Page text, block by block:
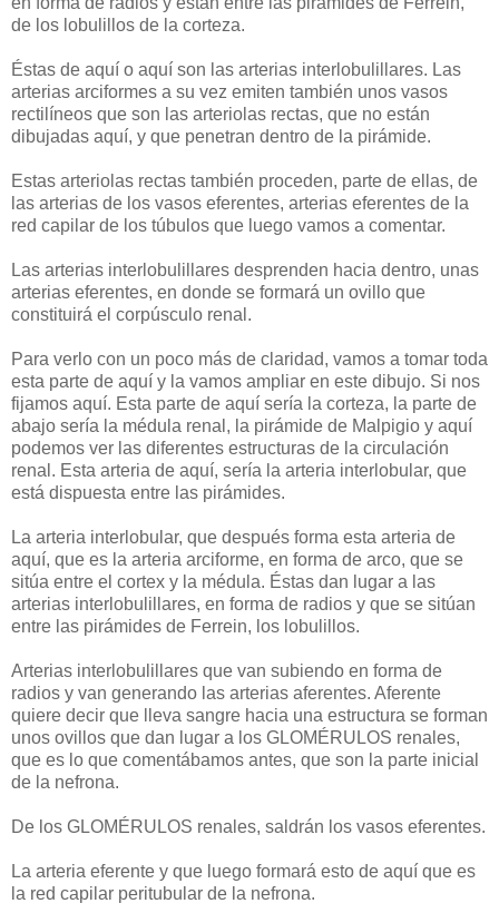
de los lobulillos de la corteza.
Éstas de aquí o aquí son las arterias interlobulillares. Las
arterias arciformes a su vez emiten también unos vasos
rectilíneos que son las arteriolas rectas, que no están
dibujadas aquí, y que penetran dentro de la pirámide.
Estas arteriolas rectas también proceden, parte de ellas, de
las arterias de los vasos eferentes, arterias eferentes de la
red capilar de los túbulos que luego vamos a comentar.
Las arterias interlobulillares desprenden hacia dentro, unas
arterias eferentes, en donde se formará un ovillo que
constituirá el corpúsculo renal.
Para verlo con un poco más de claridad, vamos a tomar toda
esta parte de aquí y la vamos ampliar en este dibujo. Si nos
fijamos aquí. Esta parte de aquí sería la corteza, la parte de
abajo sería la médula renal, la pirámide de Malpigio y aquí
podemos ver las diferentes estructuras de la circulación
renal. Esta arteria de aquí, sería la arteria interlobular, que
está dispuesta entre las pirámides.
La arteria interlobular, que después forma esta arteria de
aquí, que es la arteria arciforme, en forma de arco, que se
sitúa entre el cortex y la médula. Éstas dan lugar a las
arterias interlobulillares, en forma de radios y que se sitúan
entre las pirámides de Ferrein, los lobulillos.
Arterias interlobulillares que van subiendo en forma de
radios y van generando las arterias aferentes. Aferente
quiere decir que lleva sangre hacia una estructura se forman
unos ovillos que dan lugar a los GLOMÉRULOS renales,
que es lo que comentábamos antes, que son la parte inicial
de la nefrona.
De los GLOMÉRULOS renales, saldrán los vasos eferentes.
La arteria eferente y que luego formará esto de aquí que es
la red capilar peritubular de la nefrona.